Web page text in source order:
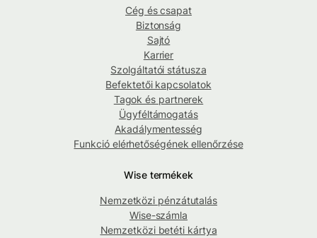
Cég és csapat
Biztonság
Sajtó
Karrier
Szolgáltatói státusza
Befektetői kapcsolatok
Tagok és partnerek
Ügyféltámogatás
Akadálymentesség
Funkció elérhetőségének ellenőrzése
Wise termékek
Nemzetközi pénzátutalás
Wise-számla
Nemzetközi betéti kártya